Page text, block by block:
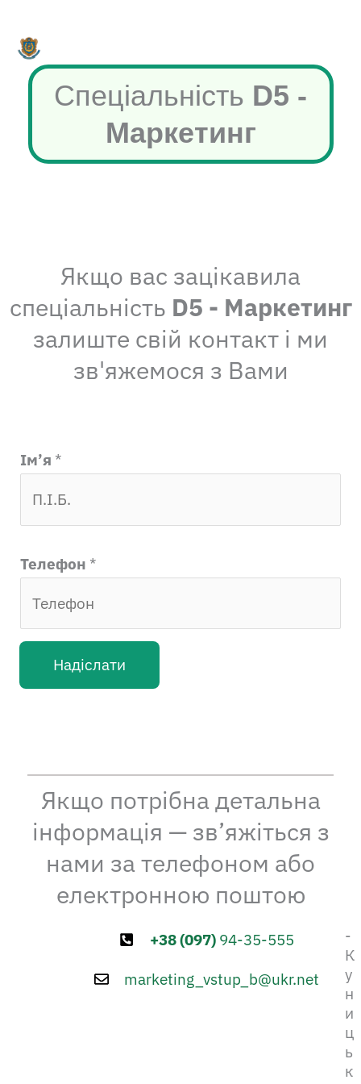
вмісту
Спеціальність D5 -
Маркетинг
Якщо вас зацікавила
спеціальність D5 - Маркетинг
залиште свій контакт і ми
зв'яжемося з Вами
Ім’я *
Телефон *
Надіслати
Якщо потрібна детальна
інформація — зв’яжіться з
нами за телефоном або
електронною поштою
+38 (097)94-35-555
marketing_vstup_b@ukr.net
-
К
у
н
и
ц
ь
к